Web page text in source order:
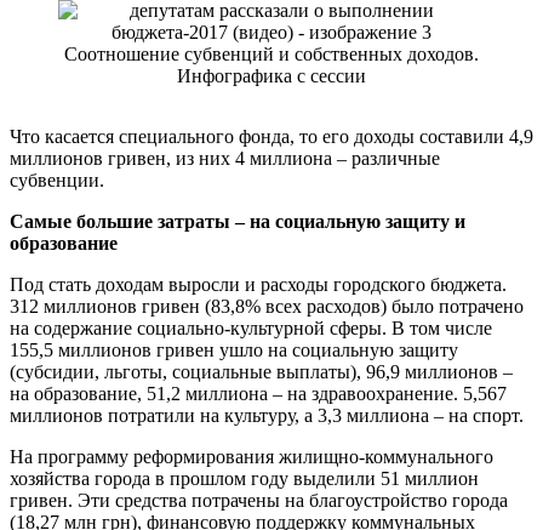
Соотношение субвенций и собственных доходов.
Инфографика с сессии
Что касается специального фонда, то его доходы составили 4,9
миллионов гривен, из них 4 миллиона – различные
субвенции.
Самые большие затраты – на социальную защиту и
образование
Под стать доходам выросли и расходы городского бюджета.
312 миллионов гривен (83,8% всех расходов) было потрачено
на содержание социально-культурной сферы. В том числе
155,5 миллионов гривен ушло на социальную защиту
(субсидии, льготы, социальные выплаты), 96,9 миллионов –
на образование, 51,2 миллиона – на здравоохранение. 5,567
миллионов потратили на культуру, а 3,3 миллиона – на спорт.
На программу реформирования жилищно-коммунального
хозяйства города в прошлом году выделили 51 миллион
гривен. Эти средства потрачены на благоустройство города
(18,27 млн грн), финансовую поддержку коммунальных